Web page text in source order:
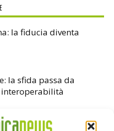
la fiducia diventa
la sfida passa da
interoperabilità
insieme sull’IA